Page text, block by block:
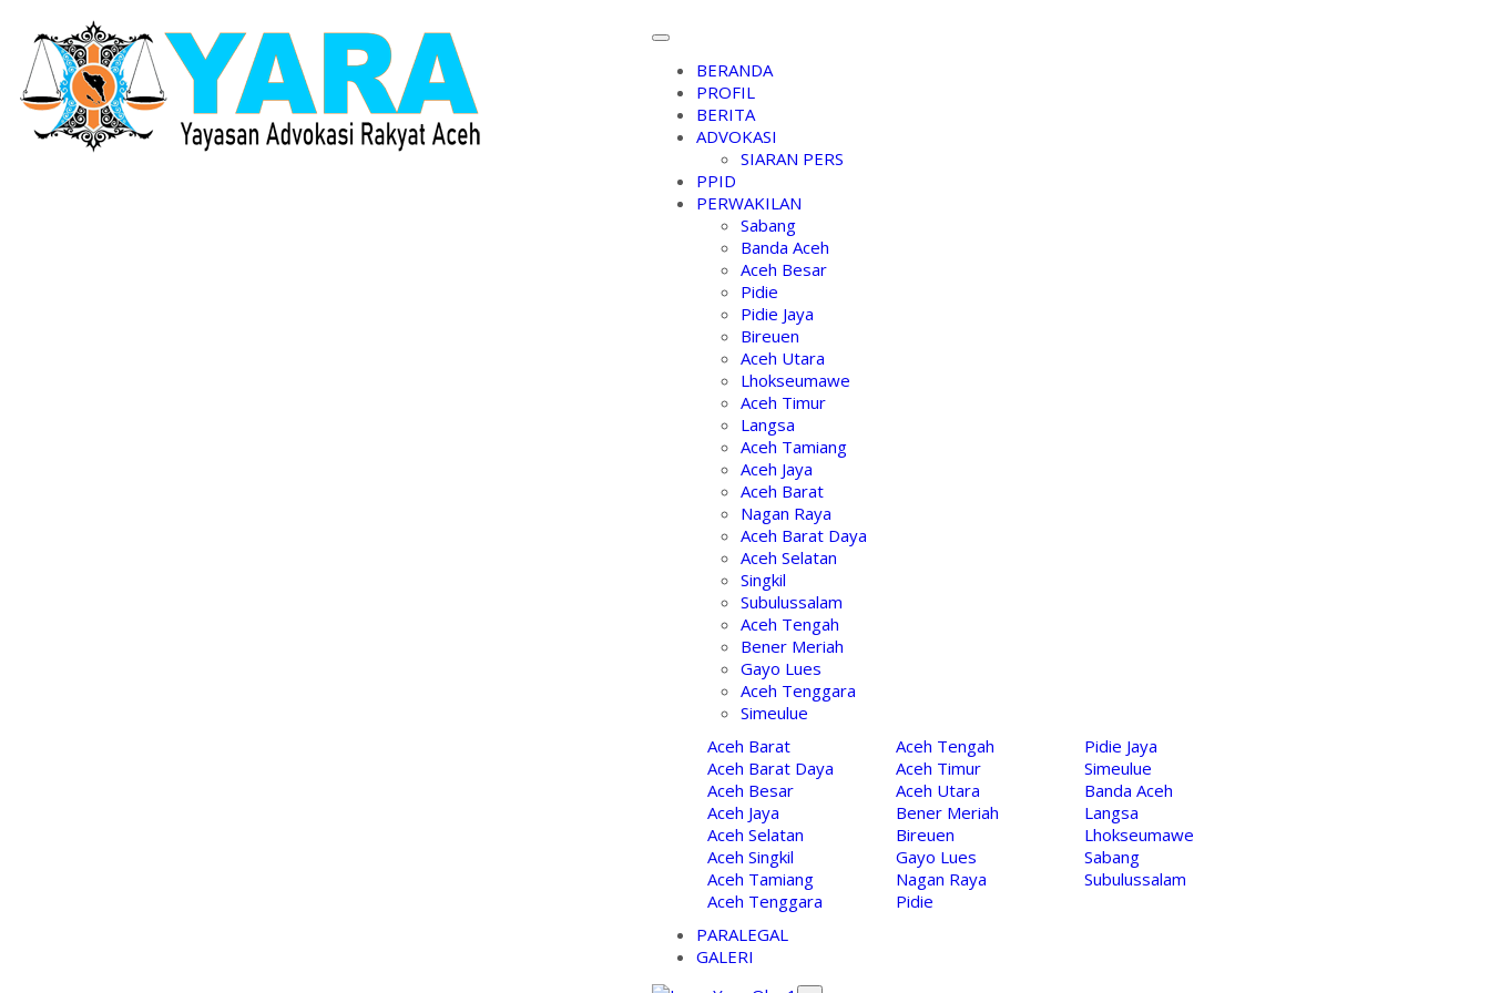
BERANDA
PROFIL
BERITA
ADVOKASI
SIARAN PERS
PPID
PERWAKILAN
Sabang
Banda Aceh
Aceh Besar
Pidie
Pidie Jaya
Bireuen
Aceh Utara
Lhokseumawe
Aceh Timur
Langsa
Aceh Tamiang
Aceh Jaya
Aceh Barat
Nagan Raya
Aceh Barat Daya
Aceh Selatan
Singkil
Subulussalam
Aceh Tengah
Bener Meriah
Gayo Lues
Aceh Tenggara
Simeulue
Aceh Barat
Aceh Barat Daya
Aceh Besar
Aceh Jaya
Aceh Selatan
Aceh Singkil
Aceh Tamiang
Aceh Tenggara
Aceh Tengah
Aceh Timur
Aceh Utara
Bener Meriah
Bireuen
Gayo Lues
Nagan Raya
Pidie
Pidie Jaya
Simeulue
Banda Aceh
Langsa
Lhokseumawe
Sabang
Subulussalam
PARALEGAL
GALERI